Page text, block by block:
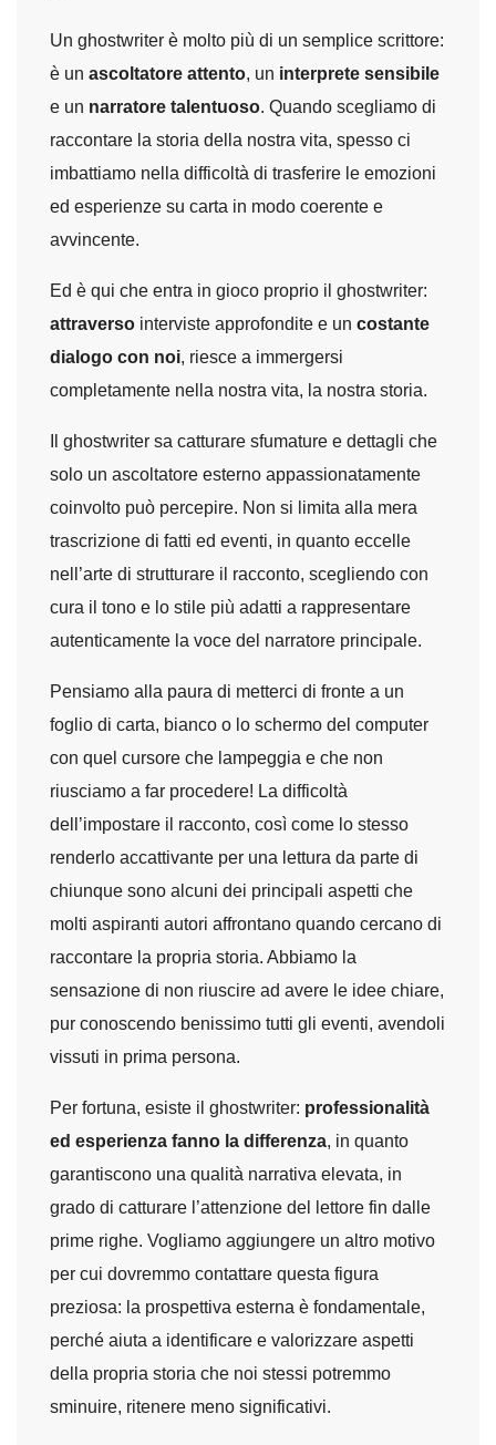
Un ghostwriter è molto più di un semplice scrittore:
è un ascoltatore attento, un interprete sensibile
e un narratore talentuoso. Quando scegliamo di
raccontare la storia della nostra vita, spesso ci
imbattiamo nella difficoltà di trasferire le emozioni
ed esperienze su carta in modo coerente e
avvincente.
Ed è qui che entra in gioco proprio il ghostwriter:
attraverso interviste approfondite e un costante
dialogo con noi, riesce a immergersi
completamente nella nostra vita, la nostra storia.
Il ghostwriter sa catturare sfumature e dettagli che
solo un ascoltatore esterno appassionatamente
coinvolto può percepire. Non si limita alla mera
trascrizione di fatti ed eventi, in quanto eccelle
nell’arte di strutturare il racconto, scegliendo con
cura il tono e lo stile più adatti a rappresentare
autenticamente la voce del narratore principale.
Pensiamo alla paura di metterci di fronte a un
foglio di carta, bianco o lo schermo del computer
con quel cursore che lampeggia e che non
riusciamo a far procedere! La difficoltà
dell’impostare il racconto, così come lo stesso
renderlo accattivante per una lettura da parte di
chiunque sono alcuni dei principali aspetti che
molti aspiranti autori affrontano quando cercano di
raccontare la propria storia. Abbiamo la
sensazione di non riuscire ad avere le idee chiare,
pur conoscendo benissimo tutti gli eventi, avendoli
vissuti in prima persona.
Per fortuna, esiste il ghostwriter: professionalità
ed esperienza fanno la differenza, in quanto
garantiscono una qualità narrativa elevata, in
grado di catturare l’attenzione del lettore fin dalle
prime righe. Vogliamo aggiungere un altro motivo
per cui dovremmo contattare questa figura
preziosa: la prospettiva esterna è fondamentale,
perché aiuta a identificare e valorizzare aspetti
della propria storia che noi stessi potremmo
sminuire, ritenere meno significativi.